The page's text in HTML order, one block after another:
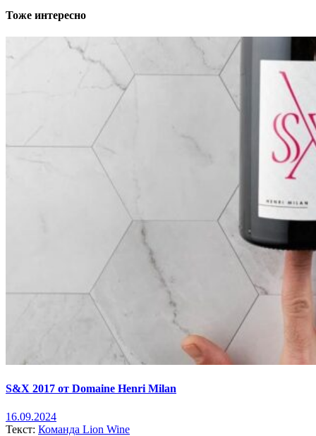
Тоже интересно
S&X 2017 от Domaine Henri Milan
16.09.2024
Текст: Команда Lion Wine